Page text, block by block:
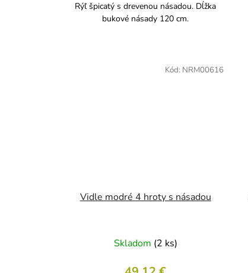
Rýľ špicatý s drevenou násadou. Dĺžka
bukové násady 120 cm.
Vidle modré 4 hroty s násadou
Skladom (2 ks)
Kód: NRM00616